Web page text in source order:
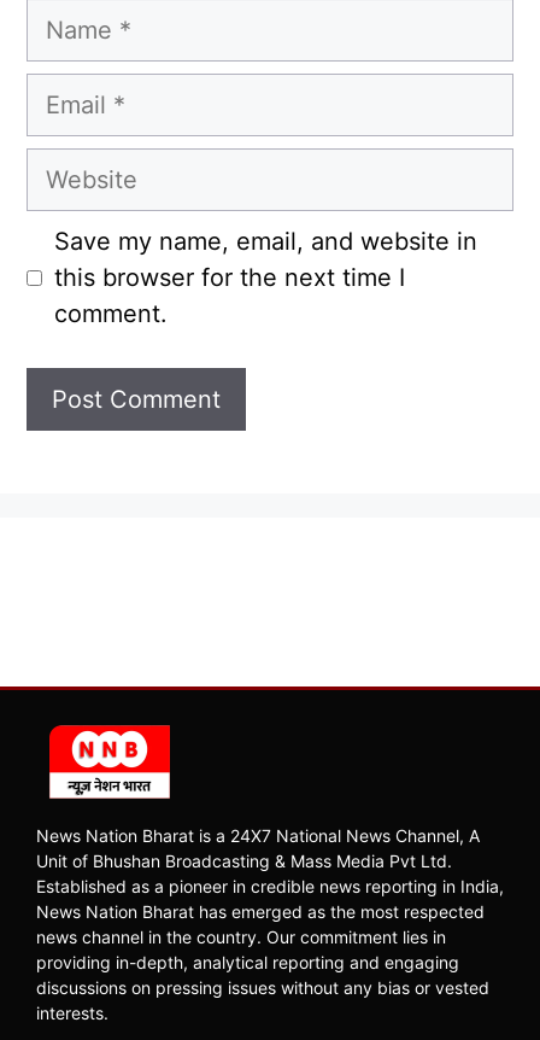
Name
Email
Website
Save my name, email, and website in
this browser for the next time I
comment.
News Nation Bharat is a 24X7 National News Channel, A
Unit of Bhushan Broadcasting & Mass Media Pvt Ltd.
Established as a pioneer in credible news reporting in India,
News Nation Bharat has emerged as the most respected
news channel in the country. Our commitment lies in
providing in-depth, analytical reporting and engaging
discussions on pressing issues without any bias or vested
interests.